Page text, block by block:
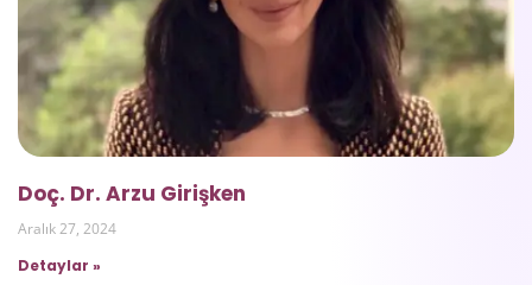
Doç. Dr. Arzu Girişken
Aralık 27, 2024
Detaylar »